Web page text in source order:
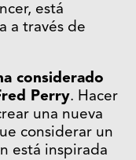
está
a través de
considerado
Perry. Hacer
una nueva
considerar un
está inspirada